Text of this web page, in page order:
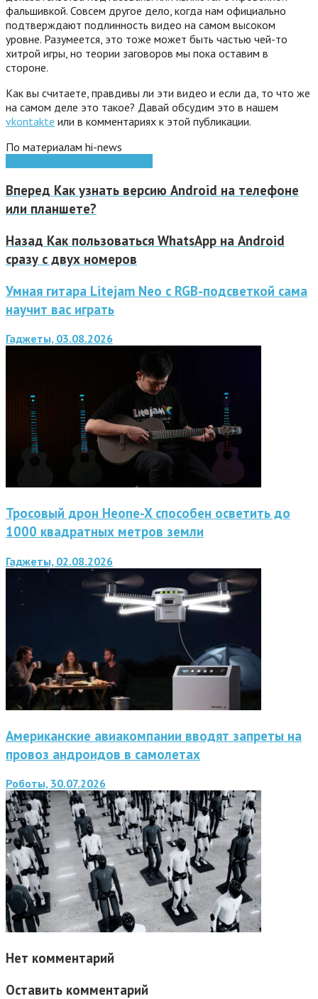
фальшивкой. Совсем другое дело, когда нам официально
подтверждают подлинность видео на самом высоком
уровне. Разумеется, это тоже может быть частью чей-то
хитрой игры, но теории заговоров мы пока оставим в
стороне.
Как вы считаете, правдивы ли эти видео и если да, то что же
на самом деле это такое? Давай обсудим это в нашем
vkontakte или в комментариях к этой публикации.
По материалам hi-news
Вперед Как узнать версию Android на телефоне
или планшете?
Назад Как пользоваться WhatsApp на Android
сразу с двух номеров
Умная гитара Litejam Neo с RGB-подсветкой сама
научит вас играть
Гаджеты, 03.08.2026
Тросовый дрон Heone-X способен осветить до
1000 квадратных метров земли
Гаджеты, 02.08.2026
Американские авиакомпании вводят запреты на
провоз андроидов в самолетах
Роботы, 30.07.2026
Нет комментарий
Оставить комментарий